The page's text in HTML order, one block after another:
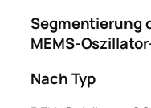
Segmentierung
MEMS-
Nach Typ